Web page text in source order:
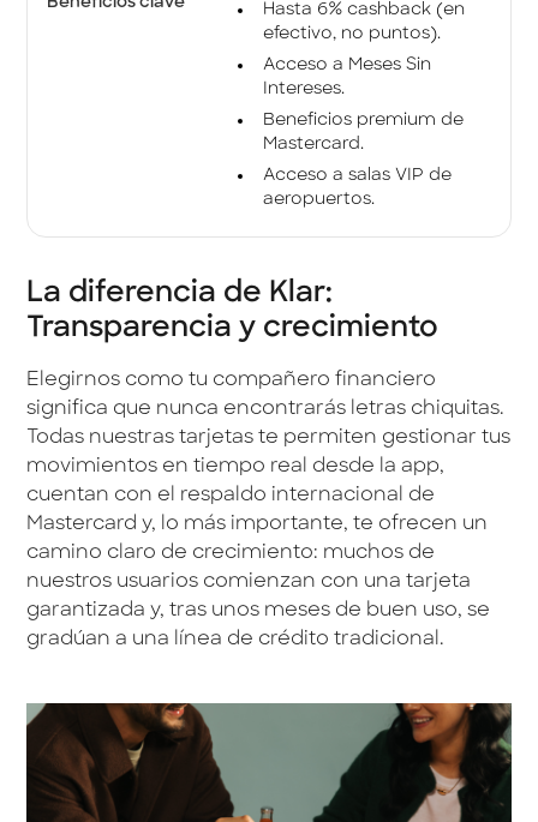
Hasta 6% cashback (en
efectivo, no puntos).
Acceso a Meses Sin
Intereses.
Beneficios premium de
Mastercard.
Acceso a salas VIP de
aeropuertos.
La diferencia de Klar:
Transparencia y crecimiento
Elegirnos como tu compañero financiero
significa que nunca encontrarás letras chiquitas.
Todas nuestras tarjetas te permiten gestionar tus
movimientos en tiempo real desde la app,
cuentan con el respaldo internacional de
Mastercard y, lo más importante, te ofrecen un
camino claro de crecimiento: muchos de
nuestros usuarios comienzan con una tarjeta
garantizada y, tras unos meses de buen uso, se
gradúan a una línea de crédito tradicional.